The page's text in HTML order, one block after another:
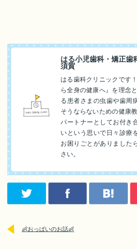
はる小児歯科・矯正
須賀
はる歯科クリニックです
ら全身の健康へ』を理念
る患者さまの虫歯や歯周
そうならないための健康
パートナーとしてお付き
いという思いで日々診療
お困りごとがありました
さい。
👶おっぱいのお話👶